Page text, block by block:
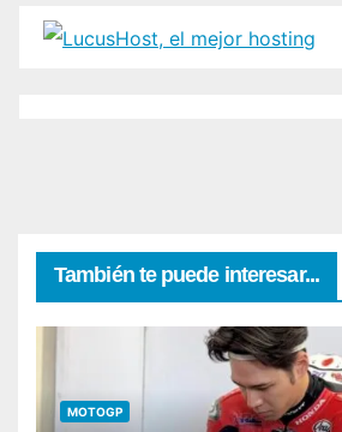
También te puede interesar...
MOTOGP